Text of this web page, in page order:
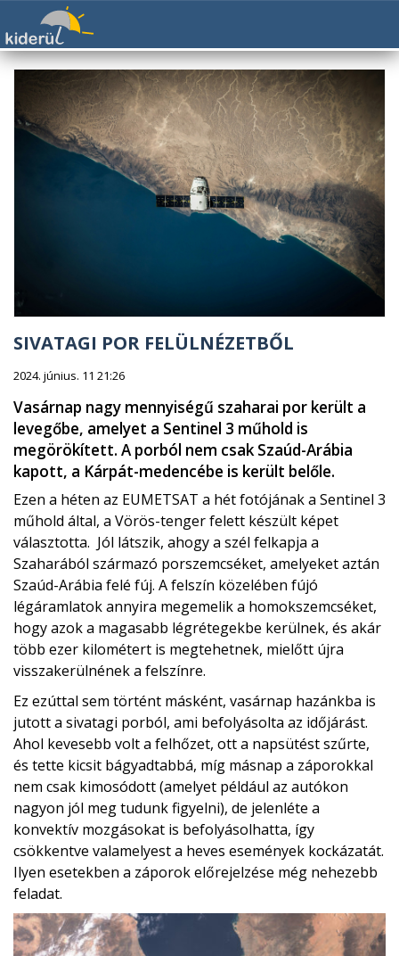
SIVATAGI POR FELÜLNÉZETBŐL
2024. június. 11 21:26
Vasárnap nagy mennyiségű szaharai por került a
levegőbe, amelyet a Sentinel 3 műhold is
megörökített. A porból nem csak Szaúd-Arábia
kapott, a Kárpát-medencébe is került belőle.
Ezen a héten az EUMETSAT a hét fotójának a Sentinel 3
műhold által, a Vörös-tenger felett készült képet
választotta. Jól látszik, ahogy a szél felkapja a
Szaharából származó porszemcséket, amelyeket aztán
Szaúd-Arábia felé fúj. A felszín közelében fújó
légáramlatok annyira megemelik a homokszemcséket,
hogy azok a magasabb légrétegekbe kerülnek, és akár
több ezer kilométert is megtehetnek, mielőtt újra
visszakerülnének a felszínre.
Ez ezúttal sem történt másként, vasárnap hazánkba is
jutott a sivatagi porból, ami befolyásolta az időjárást.
Ahol kevesebb volt a felhőzet, ott a napsütést szűrte,
és tette kicsit bágyadtabbá, míg másnap a záporokkal
nem csak kimosódott (amelyet például az autókon
nagyon jól meg tudunk figyelni), de jelenléte a
konvektív mozgásokat is befolyásolhatta, így
csökkentve valamelyest a heves események kockázatát.
Ilyen esetekben a záporok előrejelzése még nehezebb
feladat.